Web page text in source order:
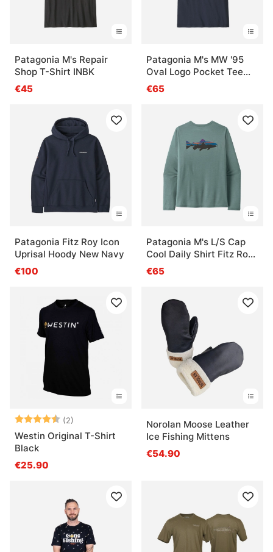
Patagonia M's Repair
Shop T-Shirt INBK
€45
Patagonia M's MW '95
Oval Logo Pocket Tee
NENA
€65
Patagonia Fitz Roy Icon
Uprisal Hoody New Navy
€100
Patagonia M's L/S Cap
Cool Daily Shirt Fitz Roy
Trout BSLX
€65
Arvio: (2)
4.5 5:sta tähdestä
Westin Original T-Shirt
Black
€25.90
Norolan Moose Leather
Ice Fishing Mittens
€54.90